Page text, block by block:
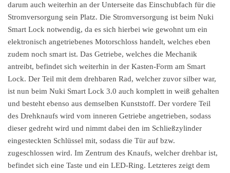
darum auch weiterhin an der Unterseite das Einschubfach für die
Stromversorgung sein Platz. Die Stromversorgung ist beim Nuki
Smart Lock notwendig, da es sich hierbei wie gewohnt um ein
elektronisch angetriebenes Motorschloss handelt, welches eben
zudem noch smart ist. Das Getriebe, welches die Mechanik
antreibt, befindet sich weiterhin in der Kasten-Form am Smart
Lock. Der Teil mit dem drehbaren Rad, welcher zuvor silber war,
ist nun beim Nuki Smart Lock 3.0 auch komplett in weiß gehalten
und besteht ebenso aus demselben Kunststoff. Der vordere Teil
des Drehknaufs wird vom inneren Getriebe angetrieben, sodass
dieser gedreht wird und nimmt dabei den im Schließzylinder
eingesteckten Schlüssel mit, sodass die Tür auf bzw.
zugeschlossen wird. Im Zentrum des Knaufs, welcher drehbar ist,
befindet sich eine Taste und ein LED-Ring. Letzteres zeigt dem